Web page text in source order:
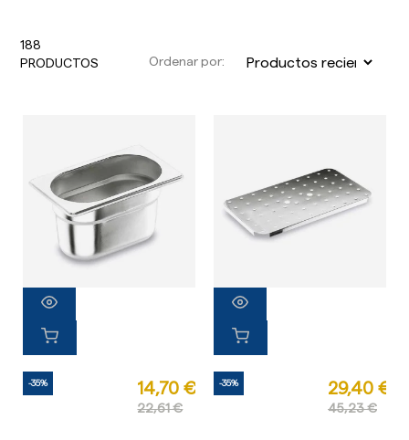
188
PRODUCTOS
Ordenar por:
-35% 14,70 €
22,61 €
-35% 29,40 €
45,23 €